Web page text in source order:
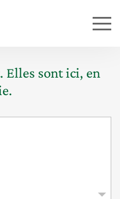
Elles sont ici, en